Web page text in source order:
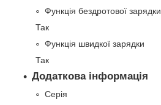
Функція бездротової зарядки
Так
Функція швидкої зарядки
Так
Додаткова інформація
Серія